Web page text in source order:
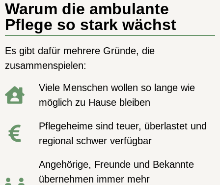
Warum die ambulante
Pflege so stark wächst
Es gibt dafür mehrere Gründe, die
zusammenspielen:
Viele Menschen wollen so lange wie
möglich zu Hause bleiben
Pflegeheime sind teuer, überlastet und
regional schwer verfügbar
Angehörige, Freunde und Bekannte
übernehmen immer mehr